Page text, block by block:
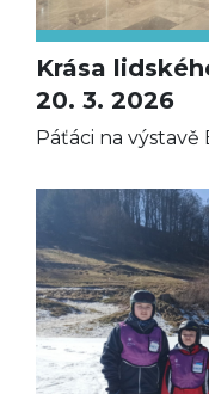
Krása
20. 3. 2026
Páťáci na výstavě